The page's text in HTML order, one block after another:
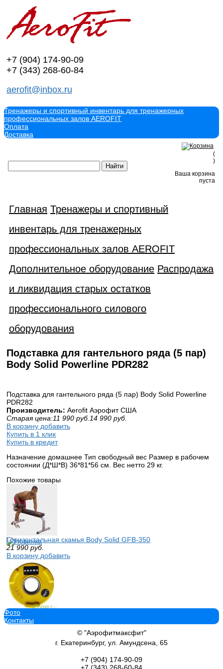
+7 (904) 174-90-09
+7 (343) 268-60-84
aerofit@inbox.ru
Тренажеры и спортивный инвентарь для тренажерных
профессиональных залов AEROFIT
Оплата
Доставка
(
)
Ваша корзина
пуста
Главная Тренажеры и спортивный
инвентарь для тренажерных
профессиональных залов AEROFIT
Дополнительное оборудование Распродажа
и ликвидация старых остатков
профессионального силового
оборудования
Подставка для гантельного ряда (5 пар)
Body Solid Powerline PDR282
Подставка для гантельного ряда (5 пар) Body Solid Powerline
PDR282
Производитель: Aerofit Аэрофит США
Старая цена:11 990 руб. 14 990 руб.
В корзину добавить
Купить в 1 клик
Купить в кредит
Назначение домашнее Тип свободный вес Размер в рабочем
состоянии (Д*Ш*В) 36*81*56 см. Вес нетто 29 кг.
Похожие товары
Горизонтальная скамья Body Solid GFB-350
21 990 руб.
В корзину добавить
Диск GROME WP074 COLOR- 1.25 кг
350 руб.
Фото
Контакты
© "Аэрофитмаксфит"
г. Екатеринбург, ул. Амундсена, 65
+7 (904) 174-90-09
+7 (343) 268-60-84